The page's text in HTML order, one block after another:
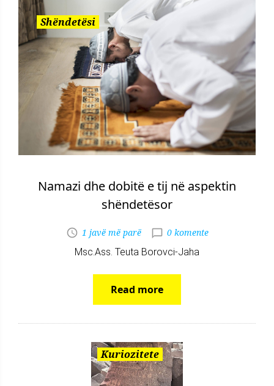
Shëndetësi
Namazi dhe dobitë e tij në aspektin
shëndetësor
1 javë më parë
0 komente
Msc.Ass. Teuta Borovci-Jaha
Read more
Kuriozitete